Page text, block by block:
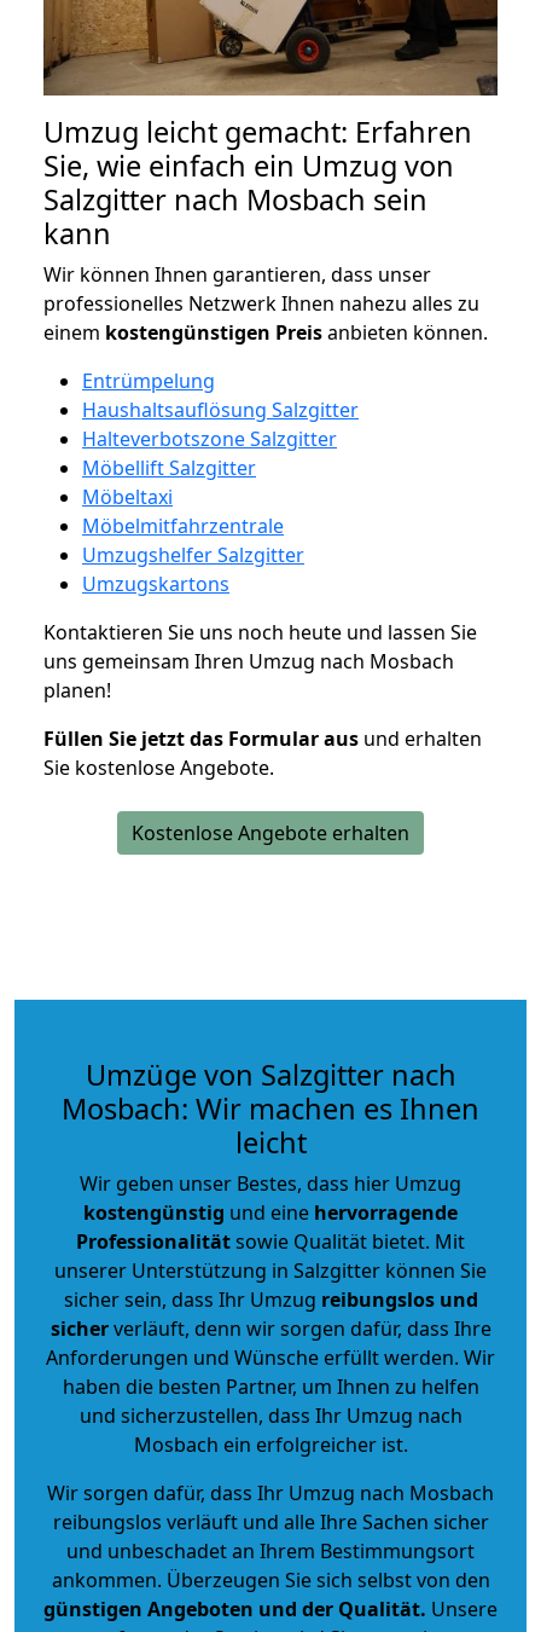
Umzug leicht gemacht: Erfahren
Sie, wie einfach ein Umzug von
Salzgitter nach Mosbach sein
kann
Wir können Ihnen garantieren, dass unser
professionelles Netzwerk Ihnen nahezu alles zu
einem kostengünstigen Preisanbieten können.
Entrümpelung
Haushaltsauflösung Salzgitter
Halteverbotszone Salzgitter
Möbellift Salzgitter
Möbeltaxi
Möbelmitfahrzentrale
Umzugshelfer Salzgitter
Umzugskartons
Kontaktieren Sie uns noch heute und lassen Sie
uns gemeinsam Ihren Umzug nach Mosbach
planen!
Füllen Sie jetzt das Formular aus und erhalten
Sie kostenlose Angebote.
Kostenlose Angebote erhalten
Umzüge von Salzgitter nach
Mosbach: Wir machen es Ihnen
leicht
Wir geben unser Bestes, dass hier Umzug
kostengünstig und eine hervorragende
Professionalitätsowie Qualität bietet. Mit
unserer Unterstützung in Salzgitter können Sie
sicher sein, dass Ihr Umzug reibungslos und
sicherverläuft, denn wir sorgen dafür, dass Ihre
Anforderungen und Wünsche erfüllt werden. Wir
haben die besten Partner, um Ihnen zu helfen
und sicherzustellen, dass Ihr Umzug nach
Mosbach ein erfolgreicher ist.
Wir sorgen dafür, dass Ihr Umzug nach Mosbach
reibungslos verläuft und alle Ihre Sachen sicher
und unbeschadet an Ihrem Bestimmungsort
ankommen. Überzeugen Sie sich selbst von den
günstigen Angeboten und der Qualität. Unsere